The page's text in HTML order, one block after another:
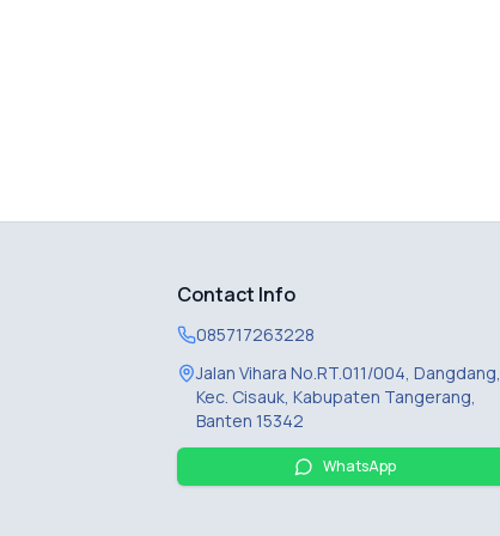
Contact Info
085717263228
Jalan Vihara No.RT.011/004, Dangdang,
Kec. Cisauk, Kabupaten Tangerang,
Banten 15342
WhatsApp